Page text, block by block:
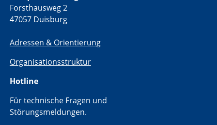
Forsthausweg 2
47057 Duisburg
Adressen & Orientierung
Organisationsstruktur
Hotline
Für technische Fragen und
Störungsmeldungen.